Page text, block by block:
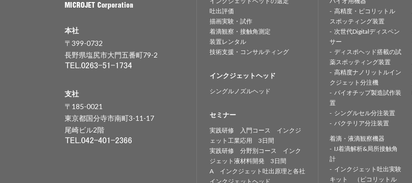
本社
〒399-0732
長野県塩尻市大門五番町79-2
支社
〒185-0021
東京都国分寺市南町3-11-17
尾崎ビル2階
吐出評価
描画実験・試作
着滴観察・接触角測定
装置レンタル
技術支援・コンサルティング
インクジェットヘッド
シングルノズルヘッド
セミナー
実践研修 入門コース インクジ
ェット工業応用 3日間
実践研修 分野別コース インク
ジェット液材料開発 3日間
A インクジェット吐出原理と各社
インクジェットヘッド
高精度・ピコリットル
スポッティング装置
次世代Digitalディスペン
サー
ディスポヘッド搭載の試
薬スポッティング装置
高精度ナノリットルイン
クジェット分注機
バイオチップ製造試作装
置
シングルセル分注装置
バクテリア分注装置
着滴・液滴観察機器
IJ着滴解析&局所接触角
計
インクジェット吐出実験
キット （ピコリットル